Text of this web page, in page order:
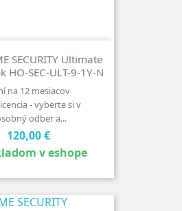
SECURITY Ultimate
HO-SEC-ULT-9-1Y-N
na 12 mesiacov
- vyberte si v
odber a...
Cena
120,00 €
v eshope